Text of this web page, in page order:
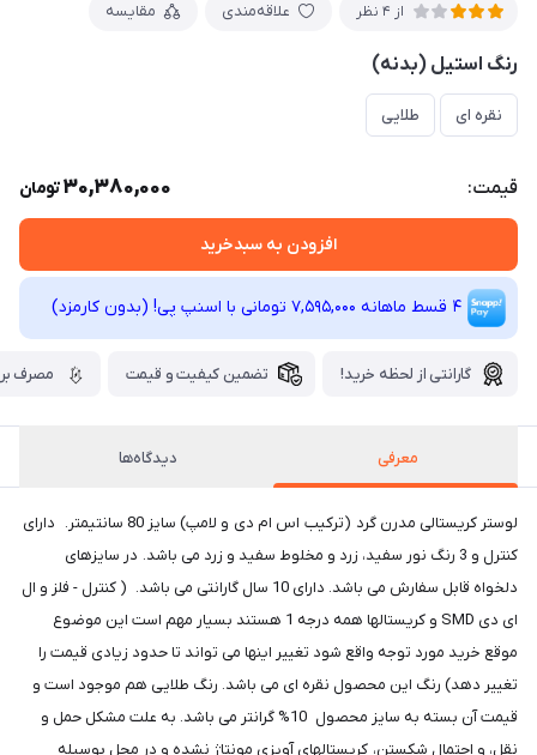
از 4 نظر علاقه‌مندی مقایسه
رنگ استیل (بدنه)
نقره ای طلایی
قیمت: 30,380,000تومان
افزودن به سبدخرید
4 قسط ماهانه 7,595,000 تومانی با اسنپ ‌پی! (بدون کارمزد)
گارانتی از لحظه خرید! تضمین کیفیت و قیمت مصرف
معرفی دیدگاه‌ها
لوستر کریستالی مدرن گرد (ترکیب اس ام دی و لامپ) سایز 80 سانتیمتر. دارای
کنترل و 3 رنگ نور سفید، زرد و مخلوط سفید و زرد می باشد. در سایزهای
دلخواه قابل سفارش می باشد. دارای 10 سال گارانتی می باشد. ( کنترل - فلز و ال
ای دی SMD و کریستالها همه درجه 1 هستند بسیار مهم است این موضوع
موقع خرید مورد توجه واقع شود تغییر اینها می تواند تا حدود زیادی قیمت را
تغییر دهد) رنگ این محصول نقره ای می باشد. رنگ طلایی هم موجود است و
قیمت آن بسته به سایز محصول 10% گرانتر می باشد. به علت مشکل حمل و
نقل، و احتمال شکستن، کریستالهای آویزی مونتاژ نشده و در محل بوسیله